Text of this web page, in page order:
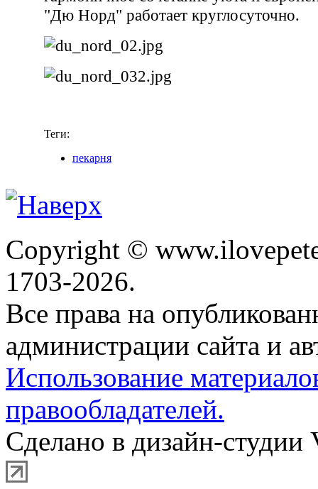
"Дю Норд" работает круглосуточно.
Теги:
пекарня
Copyright ©
1703-2026.
Все права на
администрации сайта и
Использование
правообладателей.
Сделано в дизайн-студии